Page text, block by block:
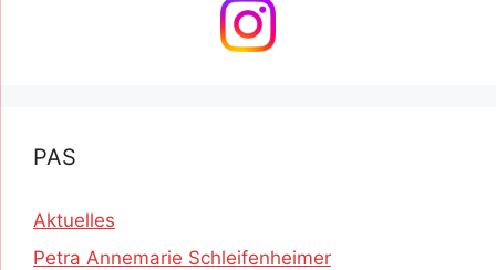
PAS
Aktuelles
Petra Annemarie Schleifenheimer